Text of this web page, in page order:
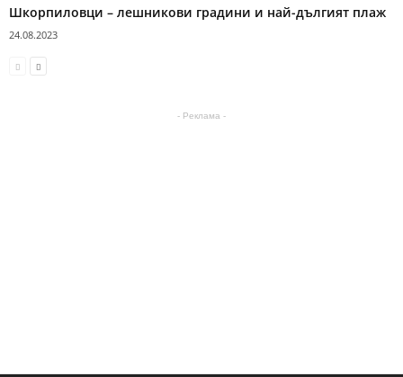
Шкорпиловци – лешникови градини и най-дългият плаж
24.08.2023
- Реклама -